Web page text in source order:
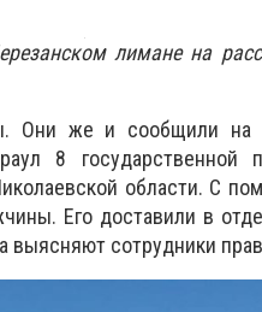
лимане на
Они же и сообщили на
8 государственной
области. С
Его доставили в
выясняют сотрудники